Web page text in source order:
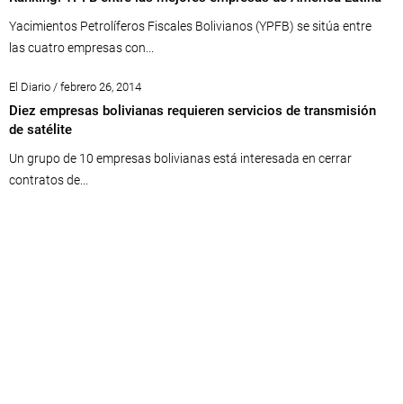
Yacimientos Petrolíferos Fiscales Bolivianos (YPFB) se sitúa entre
las cuatro empresas con...
El Diario / febrero 26, 2014
Diez empresas bolivianas requieren servicios de transmisión
de satélite
Un grupo de 10 empresas bolivianas está interesada en cerrar
contratos de...